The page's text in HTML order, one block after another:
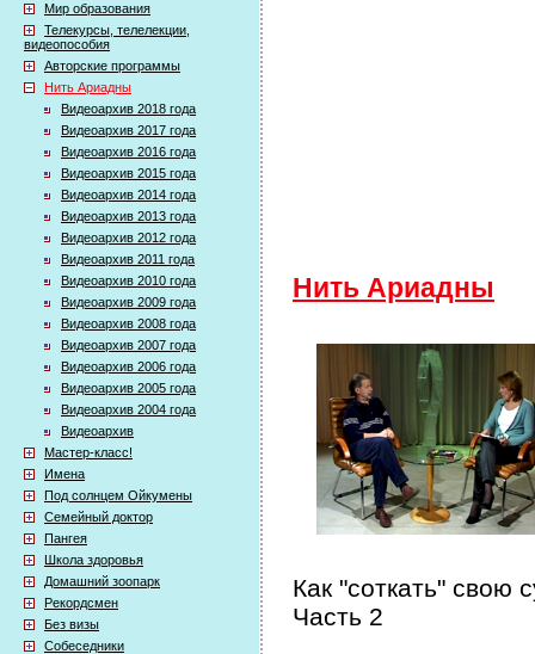
Мир образования
Телекурсы, телелекции,
видеопособия
Авторские программы
Нить Ариадны
Видеоархив 2018 года
Видеоархив 2017 года
Видеоархив 2016 года
Видеоархив 2015 года
Видеоархив 2014 года
Видеоархив 2013 года
Видеоархив 2012 года
Видеоархив 2011 года
Видеоархив 2010 года
Видеоархив 2009 года
Видеоархив 2008 года
Видеоархив 2007 года
Видеоархив 2006 года
Видеоархив 2005 года
Видеоархив 2004 года
Видеоархив
Мастер-класс!
Имена
Под солнцем Ойкумены
Семейный доктор
Пангея
Школа здоровья
Домашний зоопарк
Рекордсмен
Без визы
Собеседники
Нить Ариадны
Как "соткать" свою
Часть 2